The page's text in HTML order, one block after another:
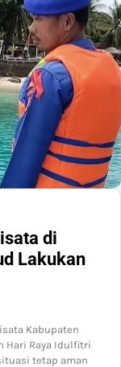
di
Lakukan
Kabupaten
Hari Raya Idulfitri
tetap aman